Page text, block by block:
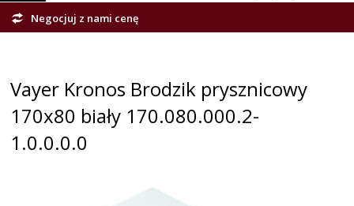
Negocjuj z nami cenę
Vayer Kronos Brodzik prysznicowy
170x80 biały 170.080.000.2-
1.0.0.0.0